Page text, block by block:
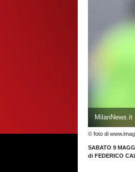
MilanNews.it
© foto di
SABATO 9
di FEDERICO